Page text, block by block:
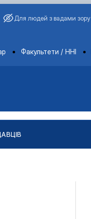
Для людей з вадами зору
Факультети / ННІ